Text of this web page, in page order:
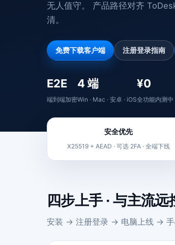
无人值守。 产品路径对齐
清。
免费下载客户端 注册登录指南
E2E
端到端加密
4 端
Win · Mac · 安卓 · iOS
¥0
全功能内测中
安全优先
X25519 + AEAD · 可选 2FA · 全端下线
四步上手 · 与主流
安装 → 注册登录 → 电脑上线 → 手